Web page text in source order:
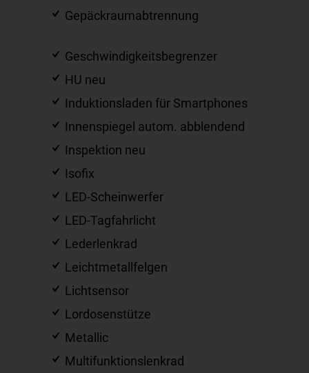
Gepäckraumabtrennung
Geschwindigkeitsbegrenzer
HU neu
Induktionsladen für Smartphones
Innenspiegel autom. abblendend
Inspektion neu
Isofix
LED-Scheinwerfer
LED-Tagfahrlicht
Lederlenkrad
Leichtmetallfelgen
Lichtsensor
Lordosenstütze
Metallic
Multifunktionslenkrad